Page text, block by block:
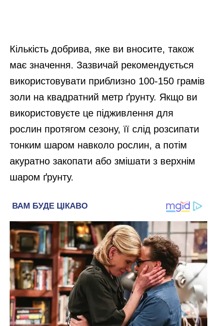
Кількість добрива, яке ви вносите, також
має значення. Зазвичай рекомендується
використовувати приблизно 100-150 грамів
золи на квадратний метр ґрунту. Якщо ви
використовуєте це підживлення для
рослин протягом сезону, її слід розсипати
тонким шаром навколо рослин, а потім
акуратно закопати або змішати з верхнім
шаром ґрунту.